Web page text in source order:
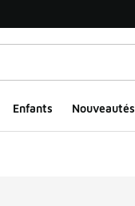
Enfants Nouveautés